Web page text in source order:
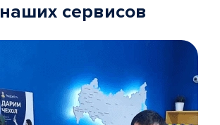
наших сервисов